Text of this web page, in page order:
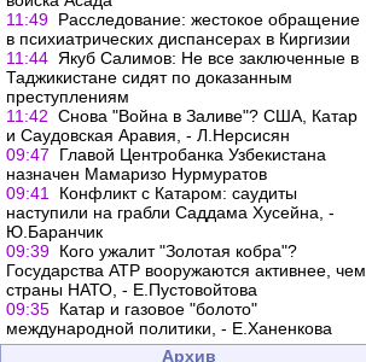
11:49 Расследование: жестокое обращение
в психиатрических диспансерах в Киргизии
11:44 Якуб Салимов: Не все заключенные в
Таджикистане сидят по доказанным
преступлениям
11:42 Снова "Война в Заливе"? США, Катар
и Саудовская Аравия, - Л.Нерсисян
09:47
Главой Центробанка Узбекистана
назначен Мамаризо Нурмуратов
09:41
Конфликт с Катаром: саудиты
наступили на грабли Саддама Хусейна, -
Ю.Баранчик
09:39 Кого ужалит "Золотая кобра"?
Государства АТР вооружаются активнее, чем
страны НАТО, - Е.Пустовойтова
09:35 Катар и газовое "болото"
международной политики, - Е.Ханенкова
Архив